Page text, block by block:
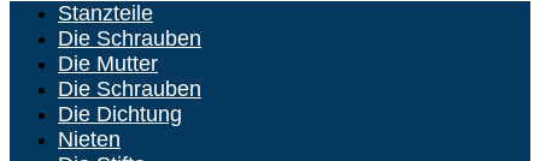
Stanzteile
Die Schrauben
Die Mutter
Die Schrauben
Die Dichtung
Nieten